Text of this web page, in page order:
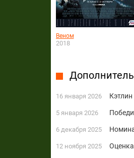
Веном
2018
16 января 2026
5 января 2026
6 декабря 2025
12 ноября 2025